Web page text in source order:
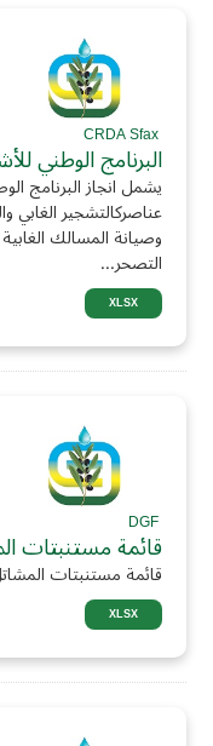
CRDA Sfax
البرنامج الوطني
يشمل انجاز البرنامج
عناصركالتشجير الغابي
وصيانة المسالك
التصحر...
XLSX
DGF
قائمة مستنبتات
قائمة مستنبتات
XLSX